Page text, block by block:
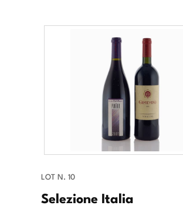
LOT N. 10
Selezione Italia